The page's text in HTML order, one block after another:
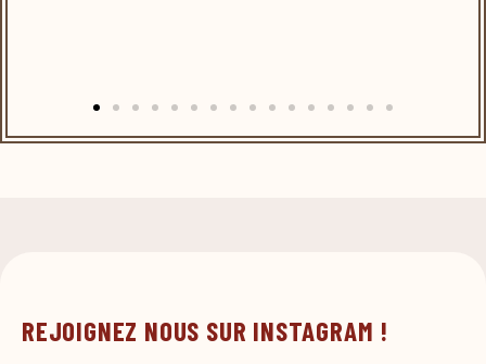
REJOIGNEZ NOUS SUR INSTAGRAM !